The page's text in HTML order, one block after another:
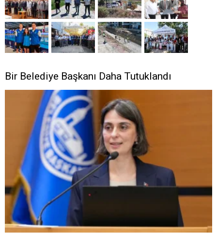
Bir Belediye Başkanı Daha Tutuklandı